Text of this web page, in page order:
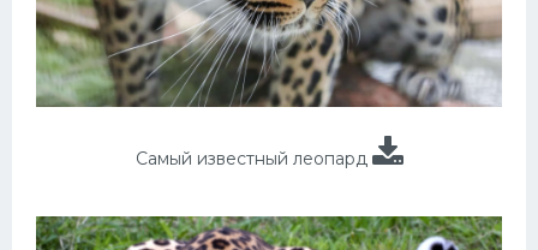
Самый известный леопард